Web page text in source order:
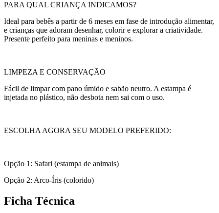
PARA QUAL CRIANÇA INDICAMOS?
Ideal para bebês a partir de 6 meses em fase de introdução alimentar,
e crianças que adoram desenhar, colorir e explorar a criatividade.
Presente perfeito para meninas e meninos.
LIMPEZA E CONSERVAÇÃO
Fácil de limpar com pano úmido e sabão neutro. A estampa é
injetada no plástico, não desbota nem sai com o uso.
ESCOLHA AGORA SEU MODELO PREFERIDO:
Opção 1: Safari (estampa de animais)
Opção 2: Arco-Íris (colorido)
Ficha Técnica